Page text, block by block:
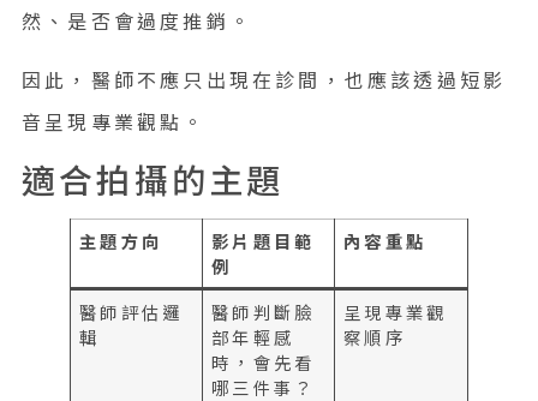
然、是否會過度推銷。
因此，醫師不應只出現在診間，也應該透過短影
音呈現專業觀點。
適合拍攝的主題
主題方向
影片題目範
例
內容重點
醫師評估邏
輯
醫師判斷臉
部年輕感
時，會先看
哪三件事？
呈現專業觀
察順序